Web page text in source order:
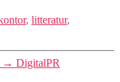
, litteratur,
→ DigitalPR